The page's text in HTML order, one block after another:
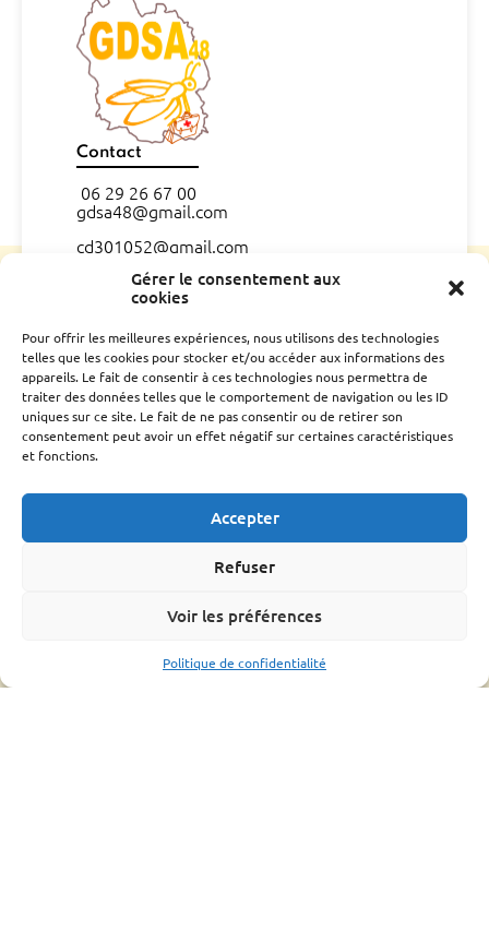
Gérer le consentement aux
cookies
Pour offrir les meilleures expériences, nous utilisons des technologies
telles que les cookies pour stocker et/ou accéder aux informations des
appareils. Le fait de consentir à ces technologies nous permettra de
traiter des données telles que le comportement de navigation ou les ID
uniques sur ce site. Le fait de ne pas consentir ou de retirer son
consentement peut avoir un effet négatif sur certaines caractéristiques
et fonctions.
Accepter
Refuser
Voir les préférences
Politique de confidentialité
Contact
06 29 26 67 00
gdsa48@gmail.com
cd301052@gmail.com
L’association
Qui sommes nous ?
Conseil d’administration
Le rucher école
Parrainage
Santé de l’abeille
FRGDS Occitanie Section Apicole